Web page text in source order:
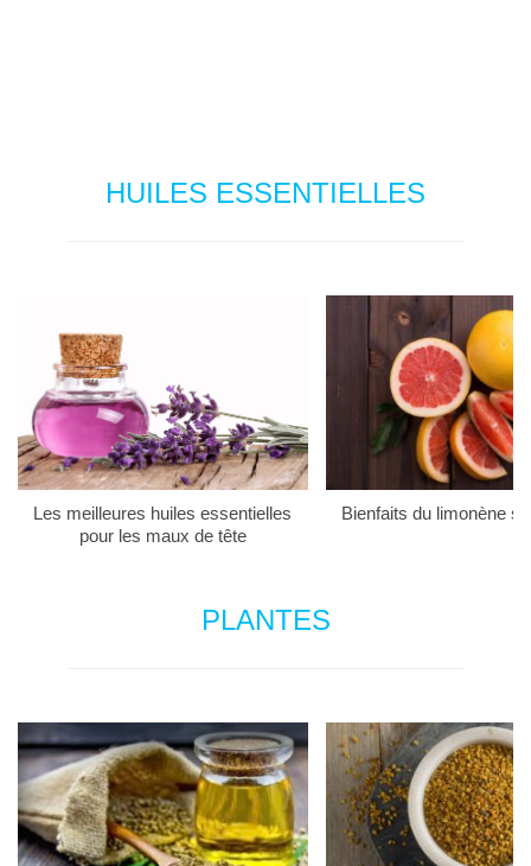
HUILES ESSENTIELLES
Les meilleures huiles essentielles
pour les maux de tête
Bienfaits du limonène
PLANTES